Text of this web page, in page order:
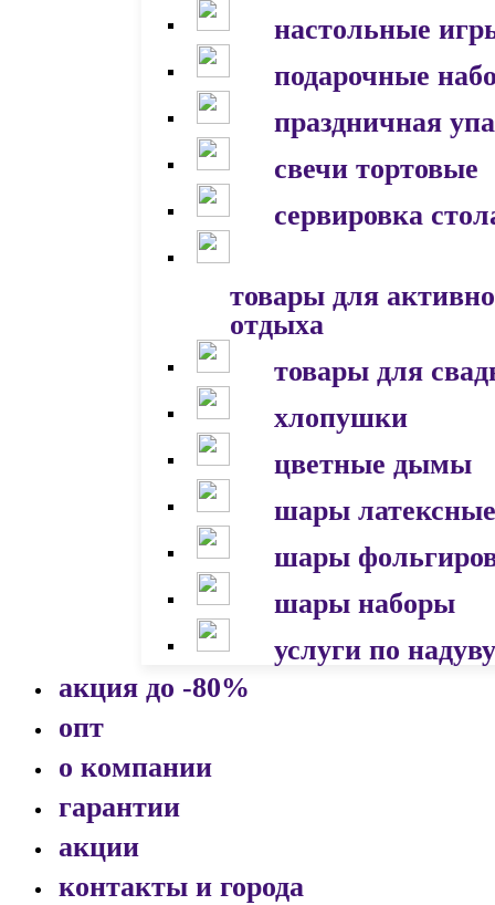
настольные
подарочные
праздничная
свечи тортовые
сервировка
товары для
отдыха
товары для
хлопушки
цветные дымы
шары латексные
шары
шары наборы
услуги по надуву
акция до -80%
опт
о компании
гарантии
акции
контакты и города